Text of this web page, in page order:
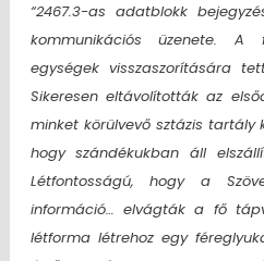
“2467.3-as adatblokk
kommunikációs üzenete. A
egységek visszaszorítására
Sikeresen eltávolították az
minket körülvevő sztázis tartály
hogy szándékukban áll
Létfontosságú, hogy a
információ… elvágták a fő
létforma létrehoz egy